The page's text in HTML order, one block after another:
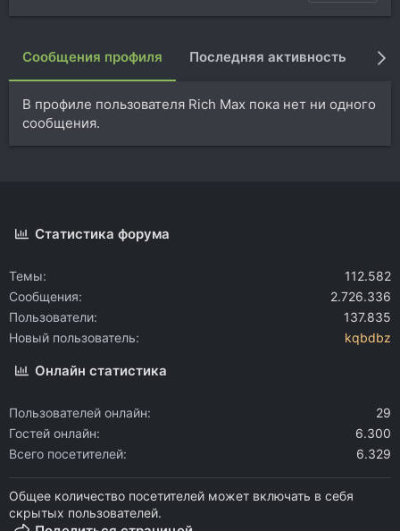
Сообщения профиля Последняя активность
В профиле пользователя Rich Max пока нет ни одного
сообщения.
Статистика форума
Темы
112.582
Сообщения
2.726.336
Пользователи
137.835
Новый пользователь
kqbdbz
Онлайн статистика
Пользователей онлайн
29
Гостей онлайн
6.300
Всего посетителей
6.329
Общее количество посетителей может включать в себя
скрытых пользователей.